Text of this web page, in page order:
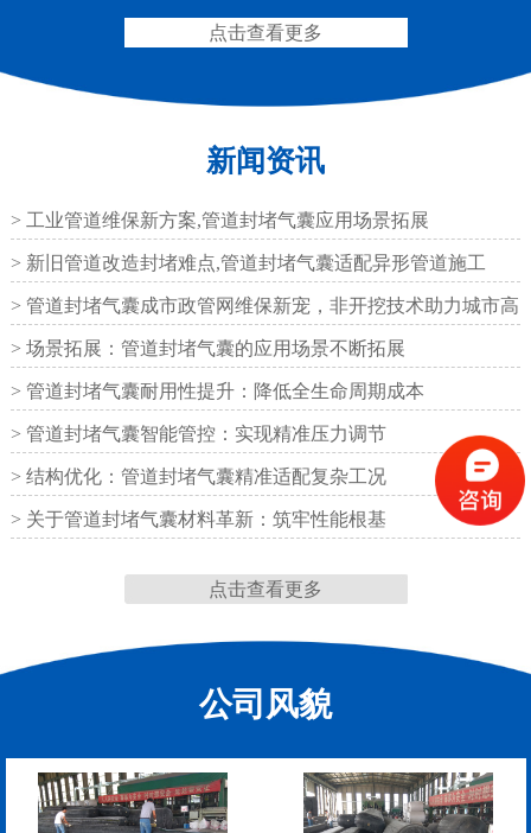
圆形四氟板橡胶支座
矩形四氟板滑动橡胶支
铁路盆式支座 公路盆式橡胶支座
缝
缝
点击查看更多
新闻资讯
> 工业管道维保新方案,管道封堵气囊应用场景拓展
> 新旧管道改造封堵难点,管道封堵气囊适配异形管道施工
> 管道封堵气囊成市政管网维保新宠，非开挖技术助力城市高
效运
> 场景拓展：管道封堵气囊的应用场景不断拓展
> 管道封堵气囊耐用性提升：降低全生命周期成本
> 管道封堵气囊智能管控：实现精准压力调节
> 结构优化：管道封堵气囊精准适配复杂工况
> 关于管道封堵气囊材料革新：筑牢性能根基
点击查看更多
公司风貌